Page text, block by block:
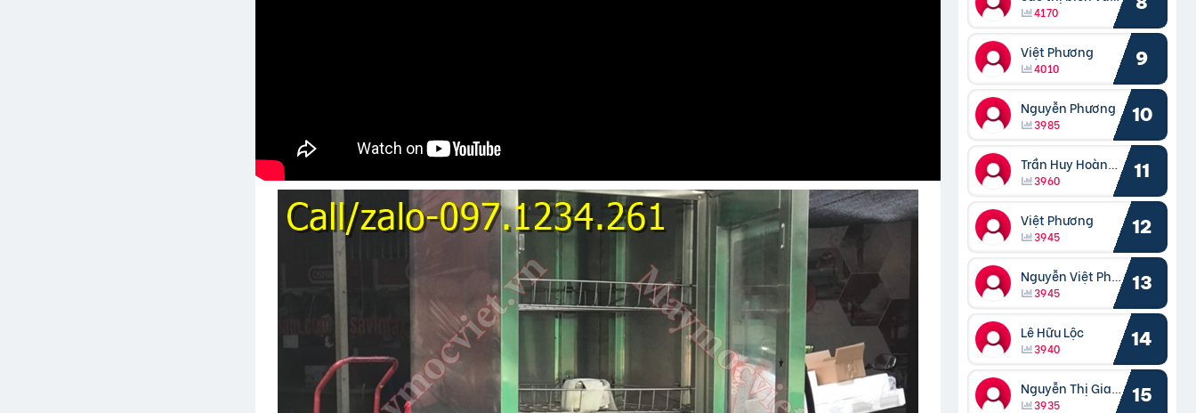
4170
Việt Phương
4010 9
Nguyễn Phương
3985 10
Trần Huy Hoàng Bắc
3960 11
Việt Phương
3945 12
Nguyễn Việt Phương
3945 13
Lê Hữu Lộc
3940 14
Nguyễn Thị Giang
3935 15